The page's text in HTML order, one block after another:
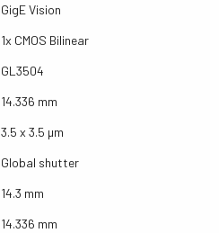
GigE Vision
1x CMOS Bilinear
GL3504
14.336 mm
3.5 x 3.5 µm
Global shutter
14.3 mm
14.336 mm